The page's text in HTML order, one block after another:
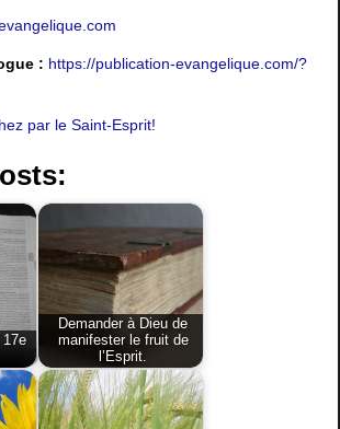
: https://publication-evangelique.com/?
par le Saint-Esprit!
17e
Demander à Dieu de
manifester le fruit de
l’Esprit.